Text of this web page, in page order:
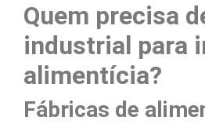
Quem precisa
industrial para
alimentícia?
Fábricas de